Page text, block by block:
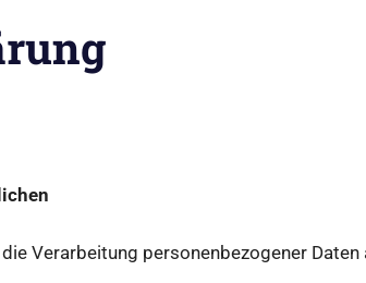
Verarbeitung personenbezogener